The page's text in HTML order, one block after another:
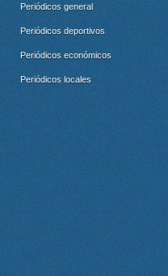
Periódicos general
Periódicos deportivos
Periódicos económicos
Periódicos locales